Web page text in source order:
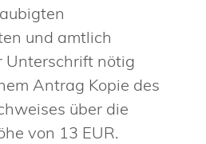
und amtlich
Unterschrift nötig
Antrag Kopie des
über die
von 13 EUR.